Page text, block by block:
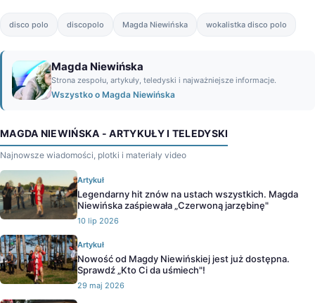
disco polo discopolo Magda Niewińska wokalistka disco polo
Magda Niewińska
Strona zespołu, artykuły, teledyski i najważniejsze informacje.
Wszystko o Magda Niewińska
MAGDA NIEWIŃSKA - ARTYKUŁY I TELEDYSKI
Najnowsze wiadomości, plotki i materiały video
Artykuł
Legendarny hit znów na ustach wszystkich. Magda
Niewińska zaśpiewała „Czerwoną jarzębinę"
10 lip 2026
Artykuł
Nowość od Magdy Niewińskiej jest już dostępna.
Sprawdź „Kto Ci da uśmiech"!
29 maj 2026